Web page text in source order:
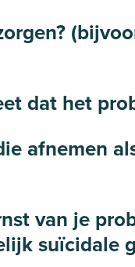
dat het
afnemen
van je
suïcidale